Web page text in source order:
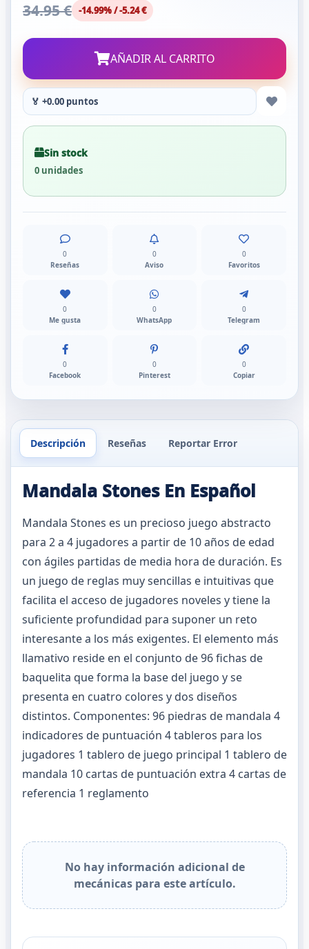
34.95 € -14.99% / -5.24 €
AÑADIR AL CARRITO
🏅 +0.00 puntos
Sin stock
0 unidades
0
Reseñas
0
Aviso
0
Favoritos
0
Me gusta
0
WhatsApp
0
Telegram
0
Facebook
0
Pinterest
0
Copiar
Descripción Reseñas Reportar Error
Mandala Stones En Español
Mandala Stones es un precioso juego abstracto
para 2 a 4 jugadores a partir de 10 años de edad
con ágiles partidas de media hora de duración. Es
un juego de reglas muy sencillas e intuitivas que
facilita el acceso de jugadores noveles y tiene la
suficiente profundidad para suponer un reto
interesante a los más exigentes. El elemento más
llamativo reside en el conjunto de 96 fichas de
baquelita que forma la base del juego y se
presenta en cuatro colores y dos diseños
distintos. Componentes: 96 piedras de mandala 4
indicadores de puntuación 4 tableros para los
jugadores 1 tablero de juego principal 1 tablero de
mandala 10 cartas de puntuación extra 4 cartas de
referencia 1 reglamento
No hay información adicional de
mecánicas para este artículo.